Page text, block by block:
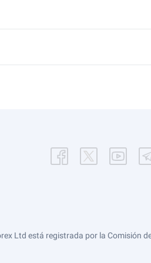
Ltd está registrada por la Comisión